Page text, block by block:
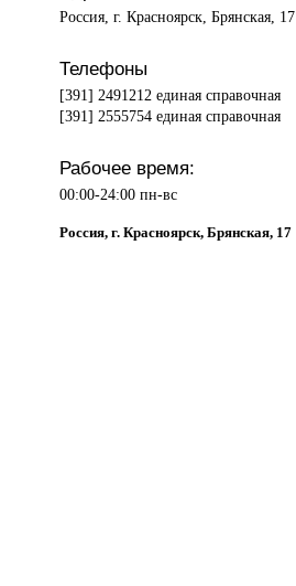
Россия, г. Красноярск, Брянская, 17
Телефоны
[391] 2491212 единая справочная
[391] 2555754 единая справочная
Рабочее время:
00:00-24:00 пн-вс
Россия, г. Красноярск, Брянская, 17